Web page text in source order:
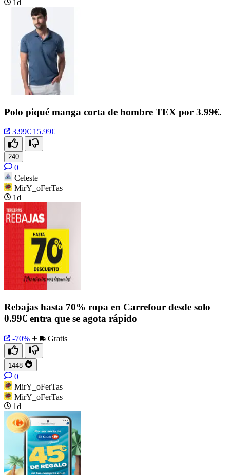
1d
Polo piqué manga corta de hombre TEX por 3.99€.
3.99€ 15.99€
240
0
Celeste
MirY_oFerTas
1d
Rebajas hasta 70% ropa en Carrefour desde solo
0.99€ entra que se agota rápido
-70% Gratis
1448
0
MirY_oFerTas
MirY_oFerTas
1d